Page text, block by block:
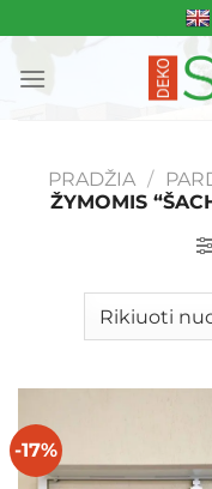
to
content
PRADŽIA /
ŽYMOMIS
-17%